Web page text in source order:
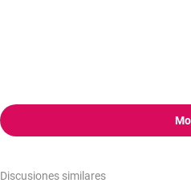
Discusiones similares